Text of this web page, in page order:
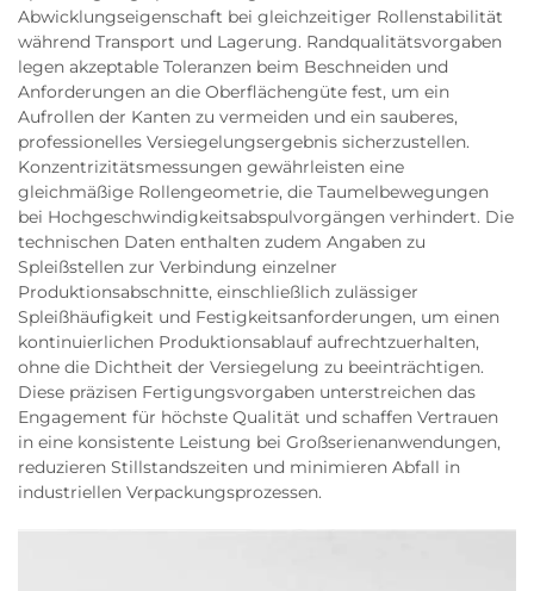
Abwicklungseigenschaft bei gleichzeitiger Rollenstabilität
während Transport und Lagerung. Randqualitätsvorgaben
legen akzeptable Toleranzen beim Beschneiden und
Anforderungen an die Oberflächengüte fest, um ein
Aufrollen der Kanten zu vermeiden und ein sauberes,
professionelles Versiegelungsergebnis sicherzustellen.
Konzentrizitätsmessungen gewährleisten eine
gleichmäßige Rollengeometrie, die Taumelbewegungen
bei Hochgeschwindigkeitsabspulvorgängen verhindert. Die
technischen Daten enthalten zudem Angaben zu
Spleißstellen zur Verbindung einzelner
Produktionsabschnitte, einschließlich zulässiger
Spleißhäufigkeit und Festigkeitsanforderungen, um einen
kontinuierlichen Produktionsablauf aufrechtzuerhalten,
ohne die Dichtheit der Versiegelung zu beeinträchtigen.
Diese präzisen Fertigungsvorgaben unterstreichen das
Engagement für höchste Qualität und schaffen Vertrauen
in eine konsistente Leistung bei Großserienanwendungen,
reduzieren Stillstandszeiten und minimieren Abfall in
industriellen Verpackungsprozessen.